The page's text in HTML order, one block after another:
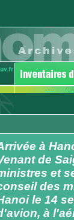
à
de
et
des
le 14
à